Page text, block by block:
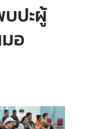
บปะผู้
อ